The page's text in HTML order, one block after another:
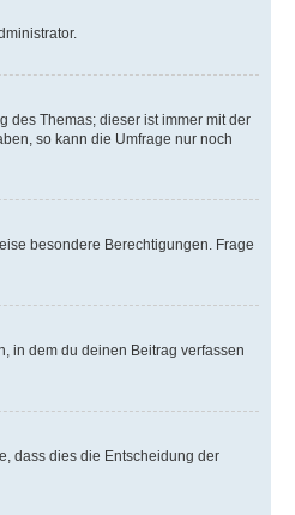
des Themas; dieser ist immer mit der
so kann die Umfrage nur noch
besondere Berechtigungen. Frage
in dem du deinen Beitrag verfassen
dass dies die Entscheidung der